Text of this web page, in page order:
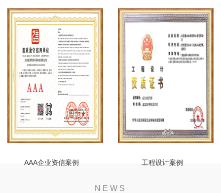
安全生产许可证案例 建筑企业资质案例
AAA企业资信案例 工程设计案例
NEWS